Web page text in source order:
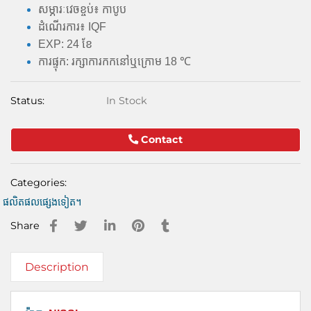
សម្ភារៈវេចខ្ចប់៖ កាបូប
ដំណើរការ៖ IQF
EXP: 24 ខែ
ការផ្ទុក: រក្សាការកកនៅឬក្រោម 18 ℃
Status: In Stock
Contact
Categories:
ផលិតផលផ្សេងទៀត។
Share
Description